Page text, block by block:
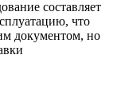
составляет
что
документом, но